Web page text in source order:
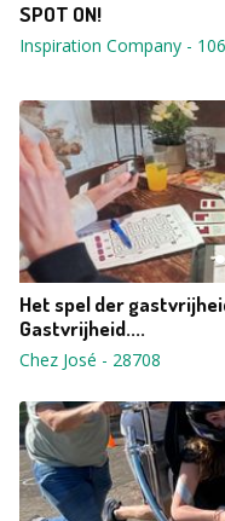
SPOT ON!
Inspiration Company -
Het spel der
Gastvrijheid....
Chez José - 28708